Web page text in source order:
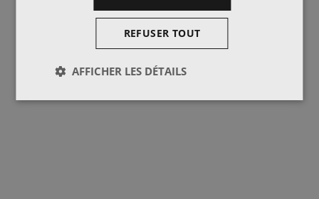
REFUSER TOUT
AFFICHER LES DÉTAILS